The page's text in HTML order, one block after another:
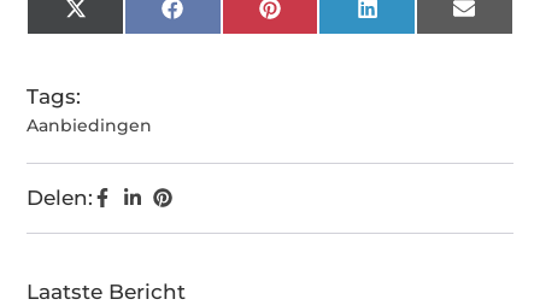
X
(Twitter)
FacebookPinterest LinkedIn Email
Tags:
Aanbiedingen
Delen:
Laatste Bericht